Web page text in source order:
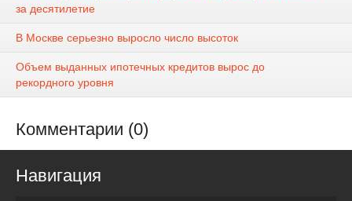
за десятилетие
В Москве серьезно выросло число высоток
Объем выданных ипотечных кредитов вырос до
рекордного уровня
Комментарии (0)
Навигация